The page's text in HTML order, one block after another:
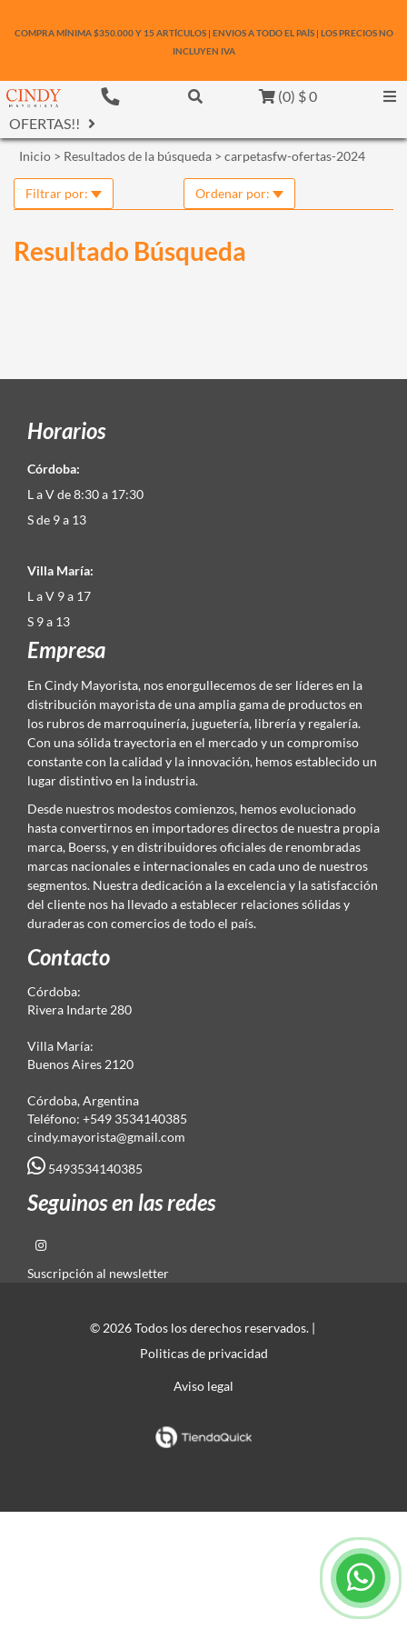
COMPRA MÍNIMA $350.000 Y 15 ARTÍCULOS | ENVIOS A TODO EL PAÍS | LOS PRECIOS NO
INCLUYEN IVA
(0) $ 0
OFERTAS!!
Inicio > Resultados de la búsqueda > carpetasfw-ofertas-2024
Filtrar por: Ordenar por:
Resultado Búsqueda
Horarios
Córdoba:
L a V de 8:30 a 17:30
S de 9 a 13
Villa María:
L a V 9 a 17
S 9 a 13
Empresa
En Cindy Mayorista, nos enorgullecemos de ser líderes en la
distribución mayorista de una amplia gama de productos en
los rubros de marroquinería, juguetería, librería y regalería.
Con una sólida trayectoria en el mercado y un compromiso
constante con la calidad y la innovación, hemos establecido un
lugar distintivo en la industria.
Desde nuestros modestos comienzos, hemos evolucionado
hasta convertirnos en importadores directos de nuestra propia
marca, Boerss, y en distribuidores oficiales de renombradas
marcas nacionales e internacionales en cada uno de nuestros
segmentos. Nuestra dedicación a la excelencia y la satisfacción
del cliente nos ha llevado a establecer relaciones sólidas y
duraderas con comercios de todo el país.
Contacto
Córdoba:
Rivera Indarte 280
Villa María:
Buenos Aires 2120
Córdoba, Argentina
Teléfono: +549 3534140385
cindy.mayorista@gmail.com
5493534140385
Seguinos en las redes
Suscripción al newsletter
© 2026 Todos los derechos reservados. |
Politicas de privacidad
Aviso legal